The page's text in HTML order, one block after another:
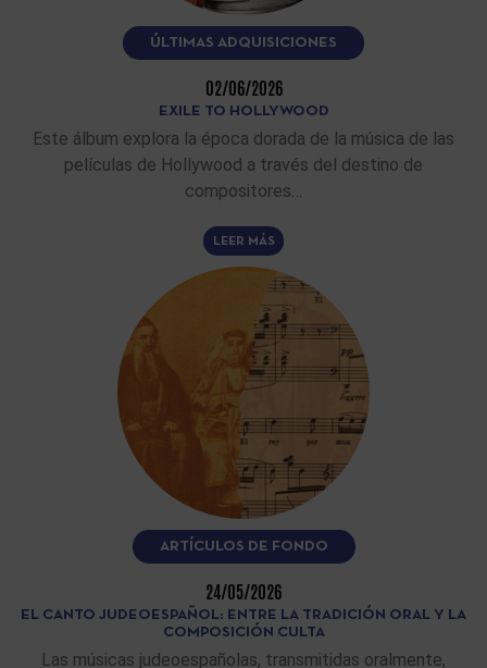
ÚLTIMAS ADQUISICIONES
02/06/2026
EXILE TO HOLLYWOOD
Este álbum explora la época dorada de la música de las
películas de Hollywood a través del destino de
compositores…
LEER MÁS
ARTÍCULOS DE FONDO
24/05/2026
EL CANTO JUDEOESPAÑOL: ENTRE LA TRADICIÓN ORAL Y LA
COMPOSICIÓN CULTA
Las músicas judeoespañolas, transmitidas oralmente,